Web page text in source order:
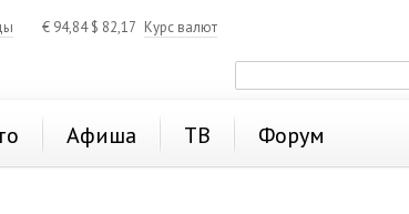
€ 94,84$ 82,17 Курс валют
Афиша ТВ Форум